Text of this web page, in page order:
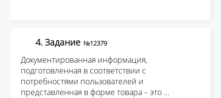
4. Задание №12379
Документированная информация,
подготовленная в соответствии с
потребностями пользователей и
представленная в форме товара – это …